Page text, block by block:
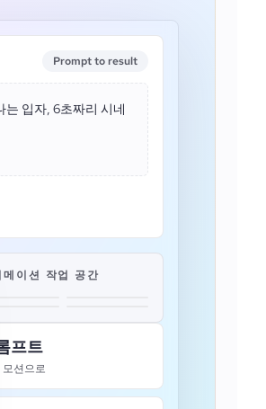
Prompt to result
는 입자, 6초짜리 시네
메이션 작업 공간
프트
션으로